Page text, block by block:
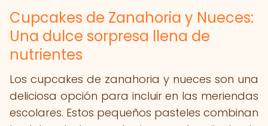
Cupcakes de Zanahoria y Nueces:
Una dulce sorpresa llena de
nutrientes
Los cupcakes de zanahoria y nueces son una
deliciosa opción para incluir en las meriendas
escolares. Estos pequeños pasteles combinan